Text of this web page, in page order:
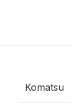
Komatsu